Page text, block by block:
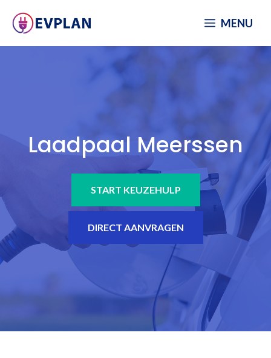
naar
MENU
Laadpaal Meerssen
START KEUZEHULP
DIRECT AANVRAGEN